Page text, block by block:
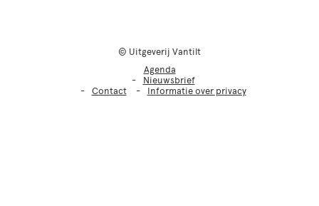
© Uitgeverij Vantilt
Agenda
Nieuwsbrief
Contact
Informatie over privacy